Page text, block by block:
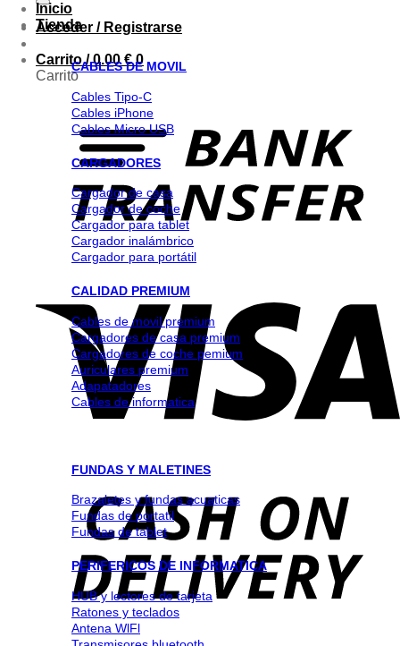
Acceder / Registrarse
Carrito /0.00€ 0
Carrito
Inicio
Tienda
CABLES DE MOVIL
Cables Tipo-C
Cables iPhone
Cables Micro USB
CARGADORES
Cargador de casa
Cargador de coche
Cargador para tablet
Cargador inalámbrico
Cargador para portátil
CALIDAD PREMIUM
Cables de movil premium
Cargadores de casa premium
Cargadores de coche pemium
Auriculares premium
Adapatadores
Cables de informatica
FUNDAS Y MALETINES
Brazaletes y fundas acuaticas
Fundas de portatil
Fundas de tablet
PERIFERICOS DE INFORMATICA
HUB y lectores de tarjeta
Ratones y teclados
Antena WlFl